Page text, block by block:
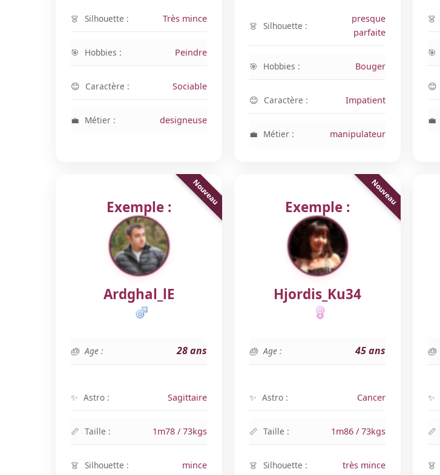
Silhouette : Très mince
Hobbies : Peindre
Caractère : Sociable
Métier : designeuse
Silhouette :
presque
parfaite
Hobbies : Bouger
Caractère : Impatient
Métier : manipulateur
Exemple :
Ardghal_lE
Age : 28 ans
Astro : Sagittaire
Taille : 1m78 / 73kgs
Silhouette : mince
Exemple :
Hjordis_Ku34
Age : 45 ans
Astro : Cancer
Taille : 1m86 / 73kgs
Silhouette : très mince